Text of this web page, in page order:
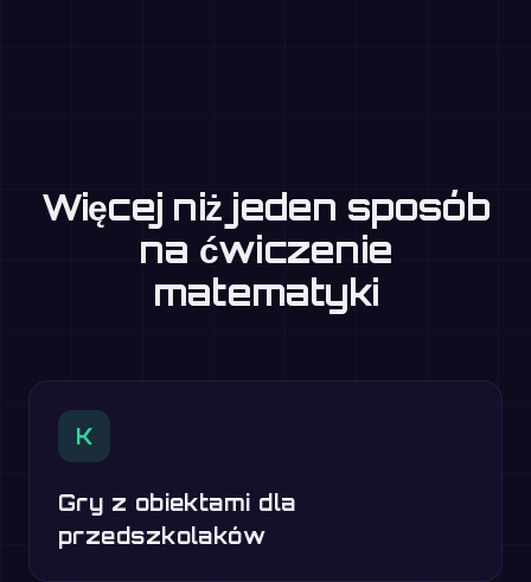
Więcej niż jeden sposób
na ćwiczenie
matematyki
K
Gry z obiektami dla
przedszkolaków